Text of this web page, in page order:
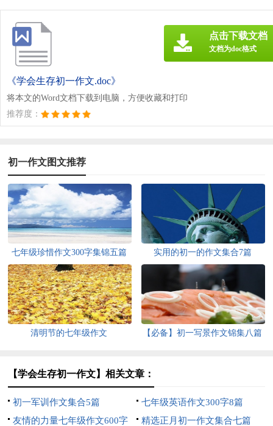
《学会生存初一作文.doc》
将本文的Word文档下载到电脑，方便收藏和打印
推荐度：
点击下载文档
文档为doc格式
初一作文图文推荐
七年级珍惜作文300字集锦五篇 实用的初一的作文集合7篇
清明节的七年级作文 【必备】初一写景作文锦集八篇
【学会生存初一作文】相关文章：
初一军训作文集合5篇
七年级英语作文300字8篇
友情的力量七年级作文600字
精选正月初一作文集合七篇